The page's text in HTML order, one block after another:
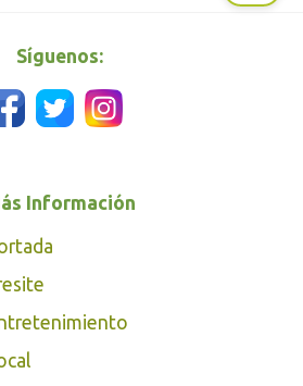
Síguenos:
Información